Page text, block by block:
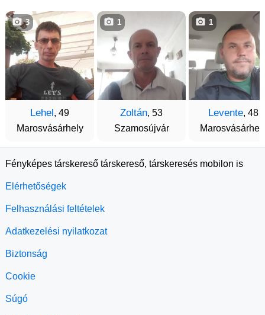
Lehel, 49
Marosvásárhely
3
Zoltán, 53
Szamosújvár
1
Levente, 48
1
Fényképes társkereső társkereső, társkeresés mobilon is
Elérhetőségek
Felhasználási feltételek
Adatkezelési nyilatkozat
Biztonság
Cookie
Súgó